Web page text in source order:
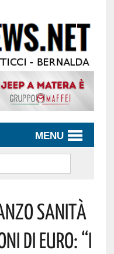
MENU
Sanità
Di Euro: “I